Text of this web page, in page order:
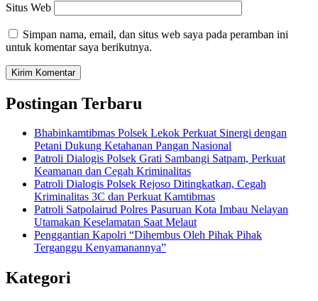
Situs Web
Simpan nama, email, dan situs web saya pada peramban ini
untuk komentar saya berikutnya.
Postingan Terbaru
Bhabinkamtibmas Polsek Lekok Perkuat Sinergi dengan
Petani Dukung Ketahanan Pangan Nasional
Patroli Dialogis Polsek Grati Sambangi Satpam, Perkuat
Keamanan dan Cegah Kriminalitas
Patroli Dialogis Polsek Rejoso Ditingkatkan, Cegah
Kriminalitas 3C dan Perkuat Kamtibmas
Patroli Satpolairud Polres Pasuruan Kota Imbau Nelayan
Utamakan Keselamatan Saat Melaut
Penggantian Kapolri “Dihembus Oleh Pihak Pihak
Terganggu Kenyamanannya”
Kategori